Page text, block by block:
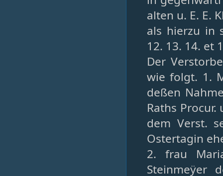
alten u. E. E.
als hierzu in
12. 13. 14. et
Der
wie folgt. 1.
deßen
Raths
dem Verst.
Ostertagin
2. frau
Steinmeÿer